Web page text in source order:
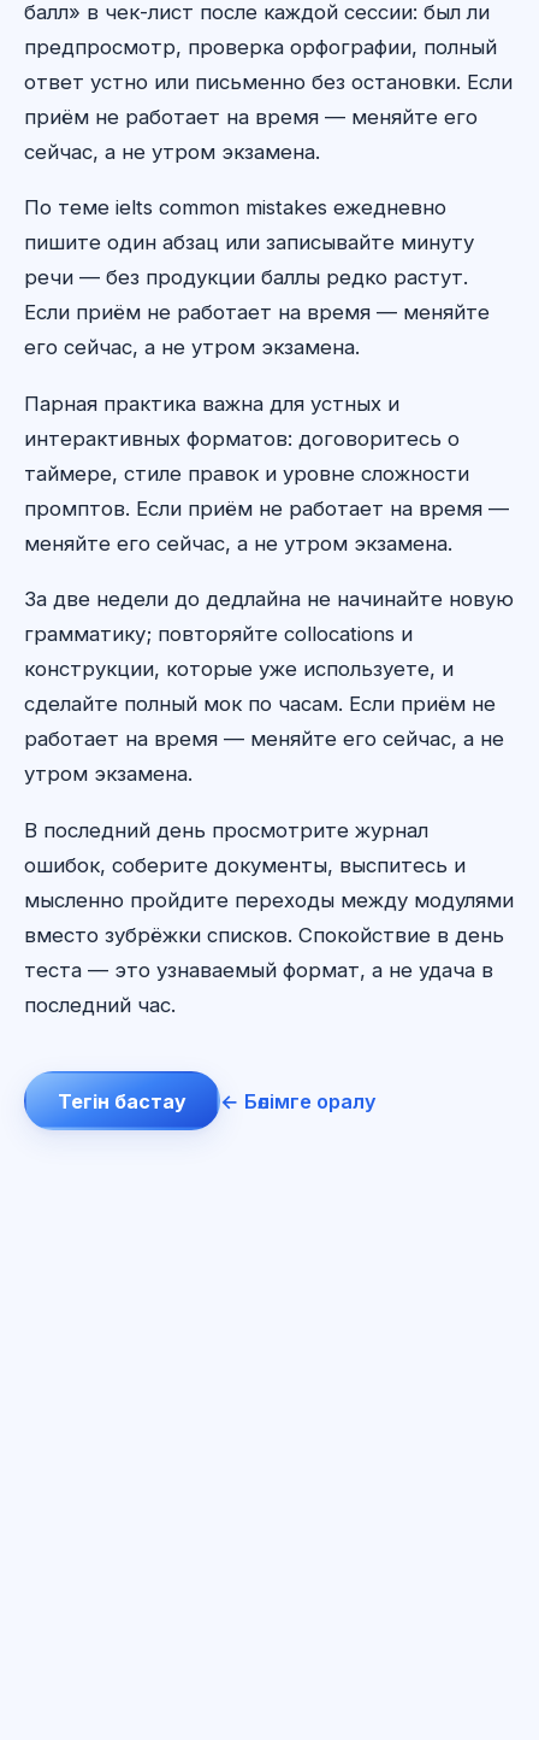
балл» в чек-лист после каждой сессии: был ли
предпросмотр, проверка орфографии, полный
ответ устно или письменно без остановки. Если
приём не работает на время — меняйте его
сейчас, а не утром экзамена.
По теме ielts common mistakes ежедневно
пишите один абзац или записывайте минуту
речи — без продукции баллы редко растут.
Если приём не работает на время — меняйте
его сейчас, а не утром экзамена.
Парная практика важна для устных и
интерактивных форматов: договоритесь о
таймере, стиле правок и уровне сложности
промптов. Если приём не работает на время —
меняйте его сейчас, а не утром экзамена.
За две недели до дедлайна не начинайте новую
грамматику; повторяйте collocations и
конструкции, которые уже используете, и
сделайте полный мок по часам. Если приём не
работает на время — меняйте его сейчас, а не
утром экзамена.
В последний день просмотрите журнал
ошибок, соберите документы, выспитесь и
мысленно пройдите переходы между модулями
вместо зубрёжки списков. Спокойствие в день
теста — это узнаваемый формат, а не удача в
последний час.
Тегін бастау ← Бөлімге оралу